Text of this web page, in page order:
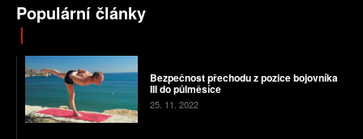
Populární články
Bezpečnost přechodu z pozice bojovníka
III do půlměsíce
25. 11. 2022